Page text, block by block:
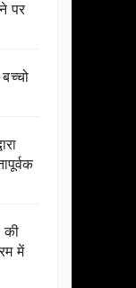
पर
की
में